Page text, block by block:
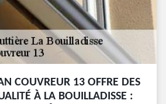
COUVREUR 13 OFFRE DES
À LA BOUILLADISSE :